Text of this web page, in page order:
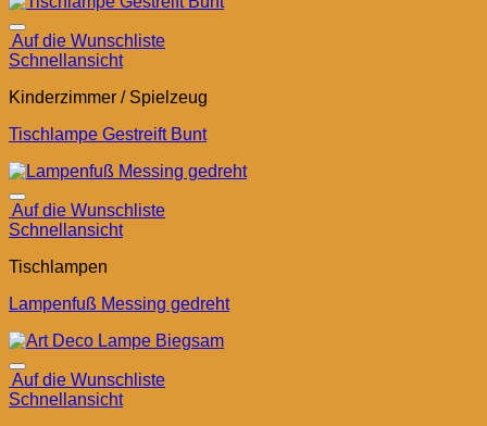
Auf die Wunschliste
Schnellansicht
Kinderzimmer / Spielzeug
Tischlampe Gestreift Bunt
Auf die Wunschliste
Schnellansicht
Tischlampen
Lampenfuß Messing gedreht
Auf die Wunschliste
Schnellansicht